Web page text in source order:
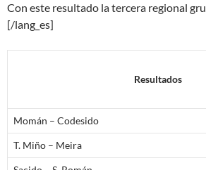
Con este resultado la tercera regional
[/lang_es]
Resultados
Momán – Codesido
T. Miño – Meira